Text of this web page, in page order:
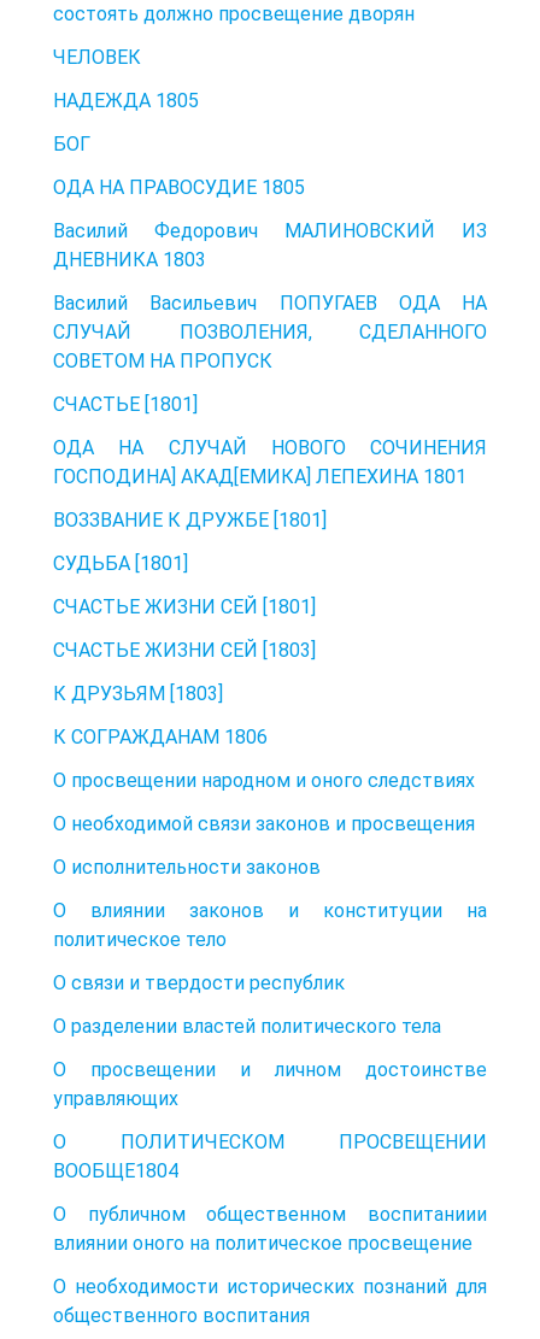
состоять должно просвещение дворян
ЧЕЛОВЕК
НАДЕЖДА 1805
БОГ
ОДА НА ПРАВОСУДИЕ 1805
Василий Федорович МАЛИНОВСКИЙ ИЗ
ДНЕВНИКА 1803
Василий Васильевич ПОПУГАЕВ ОДА НА
СЛУЧАЙ ПОЗВОЛЕНИЯ, СДЕЛАННОГО
СОВЕТОМ НА ПРОПУСК
СЧАСТЬЕ [1801]
ОДА НА СЛУЧАЙ НОВОГО СОЧИНЕНИЯ
ГОСПОДИНА] АКАД[ЕМИКА] ЛЕПЕХИНА 1801
ВОЗЗВАНИЕ К ДРУЖБЕ [1801]
СУДЬБА [1801]
СЧАСТЬЕ ЖИЗНИ СЕЙ [1801]
СЧАСТЬЕ ЖИЗНИ СЕЙ [1803]
К ДРУЗЬЯМ [1803]
К СОГРАЖДАНАМ 1806
О просвещении народном и оного следствиях
О необходимой связи законов и просвещения
О исполнительности законов
О влиянии законов и конституции на
политическое тело
О связи и твердости республик
О разделении властей политического тела
О просвещении и личном достоинстве
управляющих
О ПОЛИТИЧЕСКОМ ПРОСВЕЩЕНИИ
ВООБЩЕ1804
О публичном общественном воспитаниии
влиянии оного на политическое просвещение
О необходимости исторических познаний для
общественного воспитания